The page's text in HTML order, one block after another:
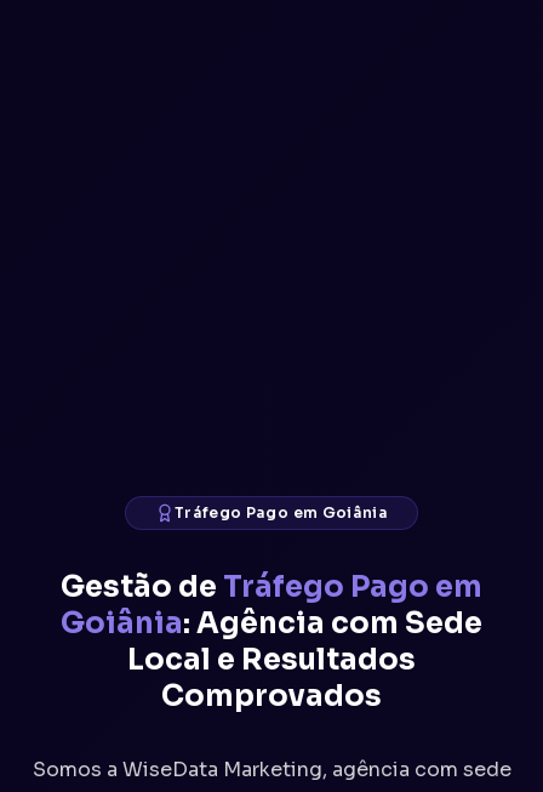
Tráfego Pago em Goiânia
Gestão de Tráfego Pago em
Goiânia: Agência com Sede
Local e Resultados
Comprovados
Somos a WiseData Marketing, agência com sede